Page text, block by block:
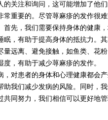
关注和询问，这可能增加了他们
重要的。尽管荨麻疹的发作很难
先，我们需要保持身体的健康
眠，有助于提高身体的抵抗力。
远离、避免接触，如鱼类、花
，有助于减少荨麻疹的发作。
对患者的身体和心理健康都会产
我们减少发病的风险。同时，
共同努力，我们相信可以更好地